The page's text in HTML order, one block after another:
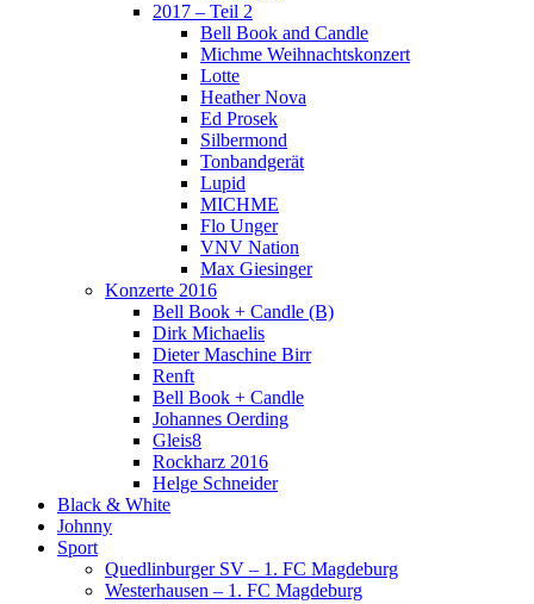
2017 – Teil 2
Bell Book and Candle
Michme Weihnachtskonzert
Lotte
Heather Nova
Ed Prosek
Silbermond
Tonbandgerät
Lupid
MICHME
Flo Unger
VNV Nation
Max Giesinger
Konzerte 2016
Bell Book + Candle (B)
Dirk Michaelis
Dieter Maschine Birr
Renft
Bell Book + Candle
Johannes Oerding
Gleis8
Rockharz 2016
Helge Schneider
Black & White
Johnny
Sport
Quedlinburger SV – 1. FC Magdeburg
Westerhausen – 1. FC Magdeburg